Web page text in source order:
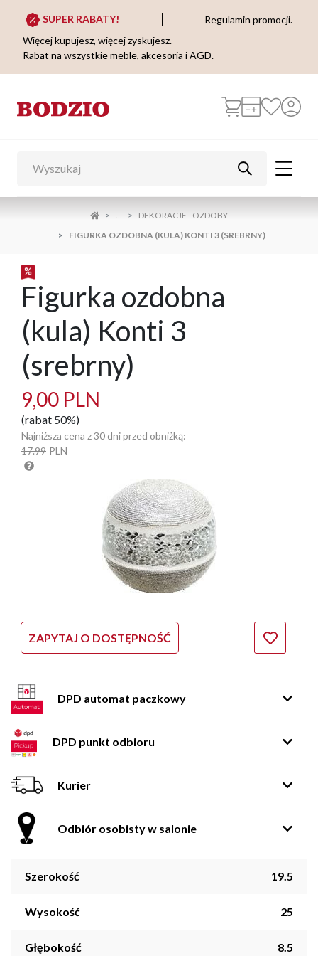
SUPER RABATY!
Regulamin promocji.
Więcej kupujesz, więcej zyskujesz.
Rabat na wszystkie meble, akcesoria i AGD.
...
DEKORACJE - OZDOBY
FIGURKA OZDOBNA (KULA) KONTI 3 (SREBRNY)
Figurka ozdobna
(kula) Konti 3
(srebrny)
9,00 PLN
(rabat 50%)
Najniższa cena z 30 dni przed obniżką:
17.99 PLN
ZAPYTAJ O DOSTĘPNOŚĆ
DPD automat paczkowy
DPD punkt odbioru
Kurier
Odbiór osobisty w salonie
Szerokość 19.5
Wysokość 25
Głębokość 8.5